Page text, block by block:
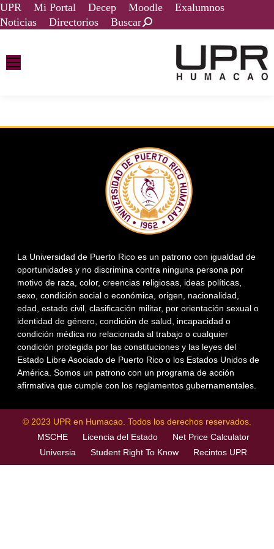
UPR Mi Portal Decep Moodle
Exalumnos
Noticias
Directorios Buscar
La Universidad de Puerto Rico es un patrono con igualdad de
oportunidades y no discrimina contra ninguna persona por
motivo de raza, color, creencias religiosas, ideas políticas,
sexo, condición social o económica, origen, nacionalidad,
edad, estado civil, clasificación militar, por orientación sexual o
identidad de género, condición de salud, incapacidad o
condición médica no relacionada al trabajo o cualquier
condición protegida por las constituciones y las leyes del
Estado Libre Asociado de Puerto Rico o los Estados Unidos de
América. Somos un patrono con un programa de acción
afirmativa que cumple con los reglamentos gubernamentales.
© 2023 UPR en Humacao. Todos los derechos reservados.
MSCHE
Licencia del Estado
Net Price Calculator
Universia
Student Right To Know Recintos UPR